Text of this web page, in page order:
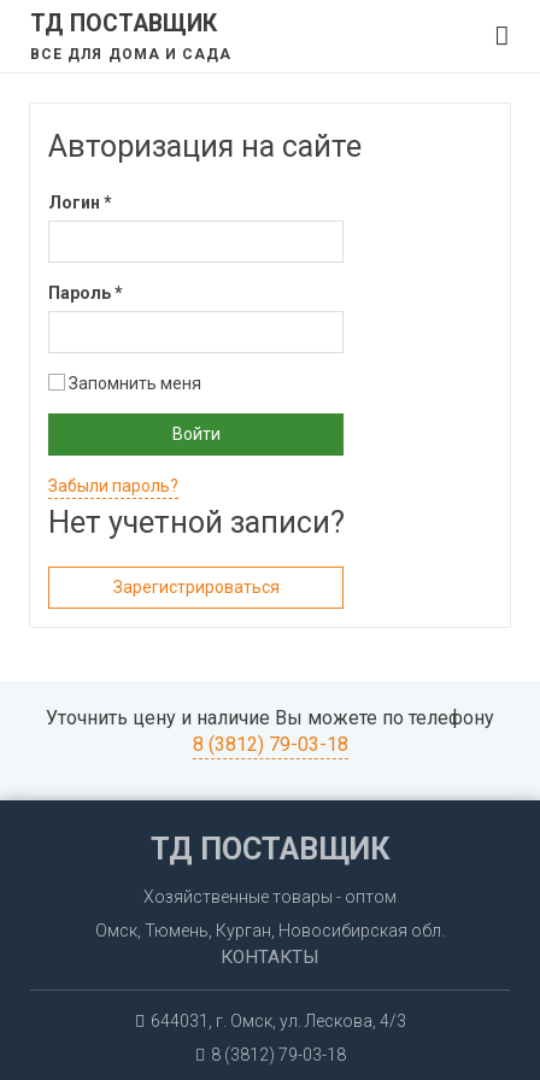
ТД ПОСТАВЩИК
ВСЕ ДЛЯ ДОМА И САДА
Авторизация на сайте
Логин *
Пароль*
Запомнить меня
Войти
Забыли пароль?
Нет учетной записи?
Зарегистрироваться
Уточнить цену и наличие Вы можете по телефону
8 (3812) 79-03-18
ТД ПОСТАВЩИК
Хозяйственные товары - оптом
Омск, Тюмень, Курган, Новосибирская обл.
КОНТАКТЫ
644031, г. Омск, ул. Лескова, 4/3
8 (3812) 79-03-18